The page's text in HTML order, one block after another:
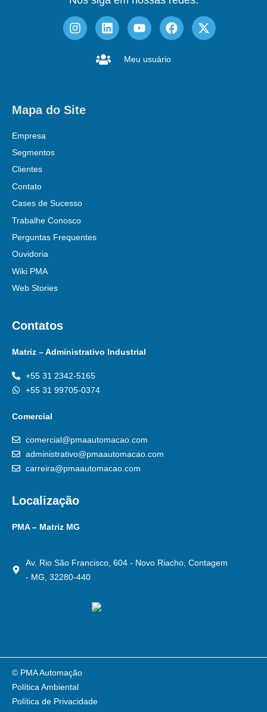
Meu usuário
Mapa do Site
Empresa
Segmentos
Clientes
Contato
Cases de Sucesso
Trabalhe Conosco
Perguntas Frequentes
Ouvidoria
Wiki PMA
Web Stories
Contatos
Matriz – Administrativo Industrial
+55 31 2342-5165
+55 31 99705-0374
Comercial
comercial@pmaautomacao.com
administrativo@pmaautomacao.com
carreira@pmaautomacao.com
Localização
PMA – Matriz MG
Av. Rio São Francisco, 604 - Novo Riacho, Contagem
- MG, 32280-440
Política Ambiental
Política de Privacidade
© PMA Automação